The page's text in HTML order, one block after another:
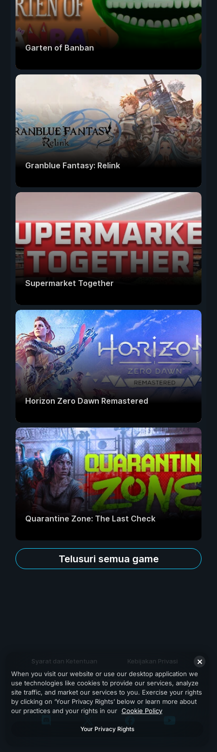
Garten of Banban
Granblue Fantasy: Relink
Supermarket Together
Horizon Zero Dawn Remastered
Quarantine Zone: The Last Check
Telusuri semua game
Syarat dan Ketentuan Kebijakan Privasi
Dukungan
When you visit our website or use our desktop application we
use technologies like cookies to provide our services, analyze
site traffic, and market our services to you. Exercise your rights
by clicking on ‘Your Privacy Rights’ below or learn more about
our practices and your rights in our Cookie Policy
Your Privacy Rights